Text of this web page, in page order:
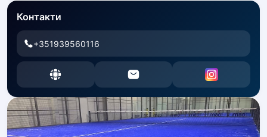
Bielsko-Biala
Bydgoszcz
Chojnice
Czestochowa
Dabrowa Gornicza
Elblag
Elk
Gdansk
Контакти
+351939560116